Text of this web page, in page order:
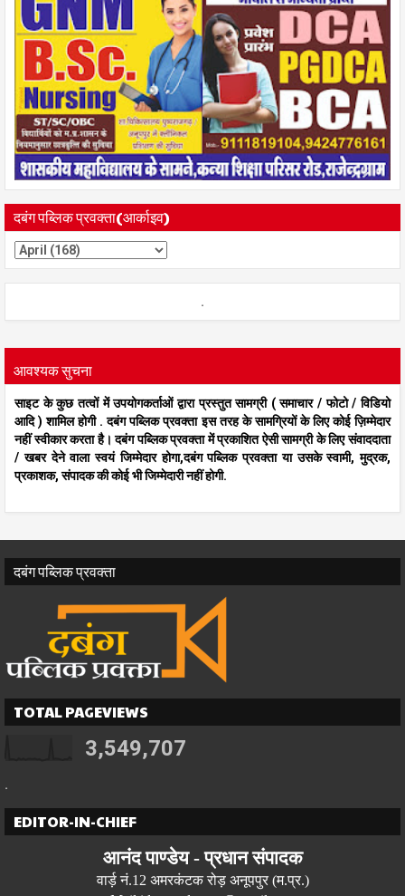
दबंग पब्लिक प्रवक्ता(आर्काइव)
.
आवश्यक सुचना
साइट के कुछ तत्वों में उपयोगकर्ताओं द्वारा प्रस्तुत सामग्री ( समाचार / फोटो / विडियो
आदि ) शामिल होगी . दबंग पब्लिक प्रवक्ता इस तरह के सामग्रियों के लिए कोई ज़िम्मेदार
नहीं स्वीकार करता है। दबंग पब्लिक प्रवक्ता में प्रकाशित ऐसी सामग्री के लिए संवाददाता
/ खबर देने वाला स्वयं जिम्मेदार होगा,दबंग पब्लिक प्रवक्ता या उसके स्वामी, मुद्रक,
प्रकाशक, संपादक की कोई भी जिम्मेदारी नहीं होगी.
दबंग पब्लिक प्रवक्ता
TOTAL PAGEVIEWS
3,549,707
.
EDITOR-IN-CHIEF
आनंद पाण्डेय -प्रधानसंपादक
वार्ड़ नं.12 अमरकंटक रोड़ अनूपपुर (म.प्र.)